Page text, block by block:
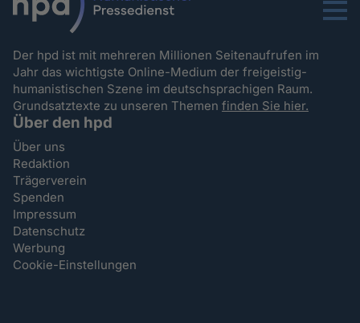
Menu
Der hpd ist mit mehreren Millionen Seitenaufrufen im
Jahr das wichtigste Online-Medium der freigeistig-
humanistischen Szene im deutschsprachigen Raum.
Grundsatztexte zu unseren Themenfinden Sie hier.
Über den hpd
Über uns
Redaktion
Trägerverein
Spenden
Impressum
Datenschutz
Werbung
Cookie-Einstellungen